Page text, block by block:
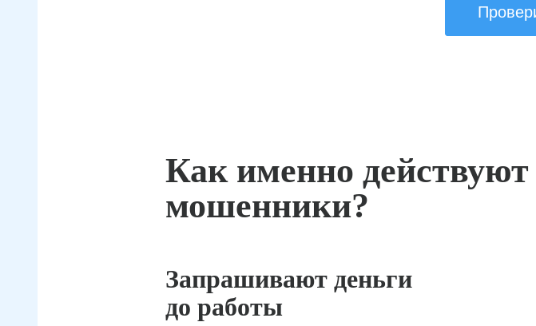
Как именно действуют
мошенники?
Запрашивают деньги
до работы